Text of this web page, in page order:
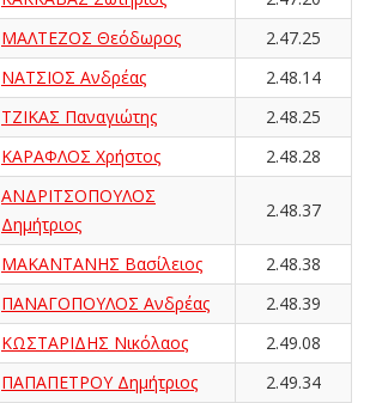
ΜΑΛΤΕΖΟΣ Θεόδωρος
2.47.25
ΝΑΤΣΙΟΣ Ανδρέας
2.48.14
ΤΖΙΚΑΣ Παναγιώτης
2.48.25
ΚΑΡΑΦΛΟΣ Χρήστος 2.48.28
ΑΝΔΡΙΤΣΟΠΟΥΛΟΣ
Δημήτριος
2.48.37
ΜΑΚΑΝΤΑΝΗΣ Βασίλειος
2.48.38
ΠΑΝΑΓΟΠΟΥΛΟΣ Ανδρέας
2.48.39
ΚΩΣΤΑΡΙΔΗΣ Νικόλαος
2.49.08
ΠΑΠΑΠΕΤΡΟΥ Δημήτριος
2.49.34